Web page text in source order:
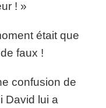
! »
était que
faux !
confusion de
David lui a